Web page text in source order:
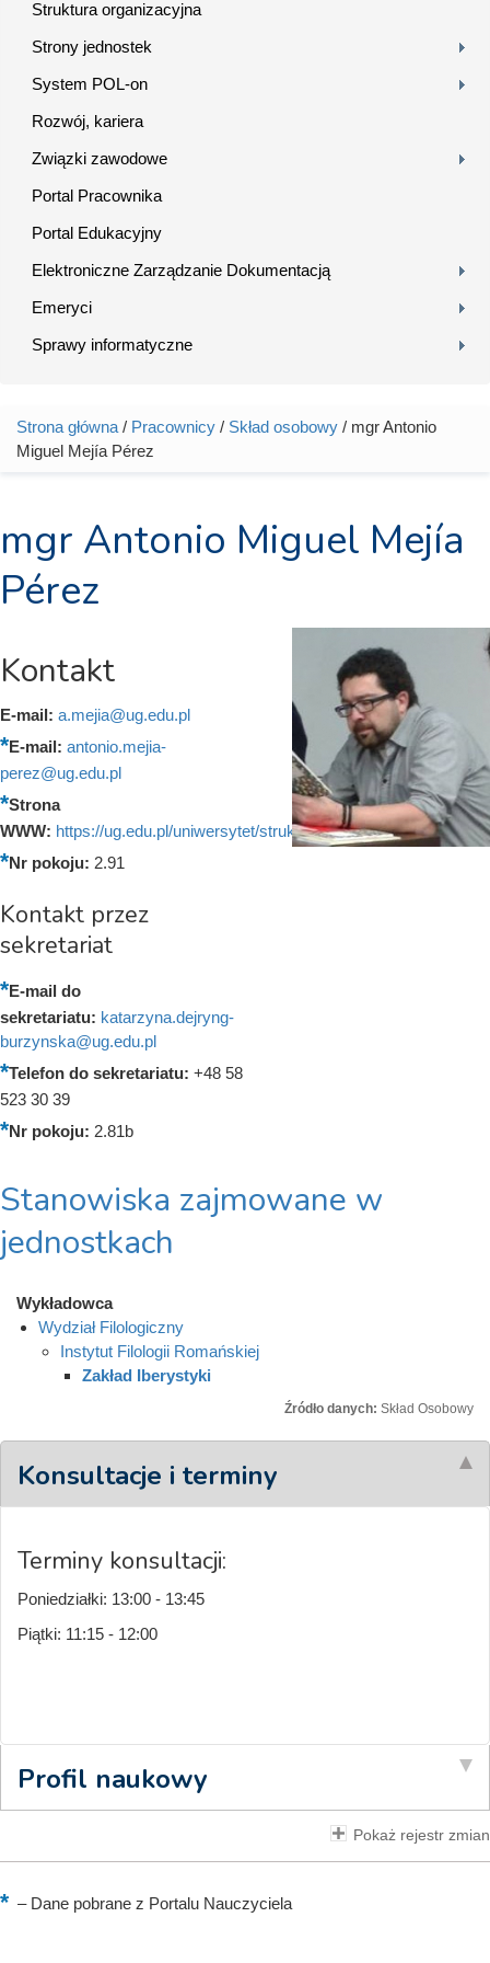
Struktura organizacyjna
Strony jednostek
System POL-on
Rozwój, kariera
Związki zawodowe
Portal Pracownika
Portal Edukacyjny
Elektroniczne Zarządzanie Dokumentacją
Emeryci
Sprawy informatyczne
Jesteś tutaj
Strona główna / Pracownicy / Skład osobowy / mgr Antonio
Miguel Mejía Pérez
mgr Antonio Miguel Mejía
Pérez
Kontakt
E-mail: a.mejia@ug.edu.pl
E-mail: antonio.mejia-
perez@ug.edu.pl
Strona
WWW: https://ug.edu.pl/uniwersytet/struktura_ug/
Nr pokoju: 2.91
Kontakt przez
sekretariat
E-mail do
sekretariatu: katarzyna.dejryng-
burzynska@ug.edu.pl
Telefon do sekretariatu: +48 58
523 30 39
Nr pokoju: 2.81b
Stanowiska zajmowane w
jednostkach
Wykładowca
Wydział Filologiczny
Instytut Filologii Romańskiej
Zakład Iberystyki
Źródło danych: Skład Osobowy
Konsultacje i terminy
Terminy konsultacji:
Poniedziałki: 13:00 - 13:45
Piątki: 11:15 - 12:00
Profil naukowy
Pokaż rejestr zmian
–Dane pobrane z Portalu Nauczyciela